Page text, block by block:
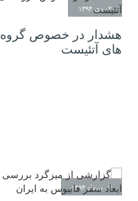
۰۲ دی ۱۳۹۴
هشدار در خصوص گروه
های آتئیست
۰۷ مرداد ۱۳۹۴